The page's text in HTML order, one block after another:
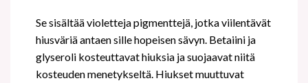
Se sisältää violetteja pigmenttejä, jotka viilentävät
hiusväriä antaen sille hopeisen sävyn. Betaiini ja
glyseroli kosteuttavat hiuksia ja suojaavat niitä
kosteuden menetykseltä. Hiukset muuttuvat